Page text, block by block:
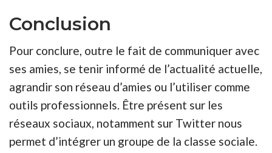
Conclusion
Pour conclure, outre le fait de communiquer avec
ses amies, se tenir informé de l’actualité actuelle,
agrandir son réseau d’amies ou l’utiliser comme
outils professionnels. Être présent sur les
réseaux sociaux, notamment sur Twitter nous
permet d’intégrer un groupe de la classe sociale.